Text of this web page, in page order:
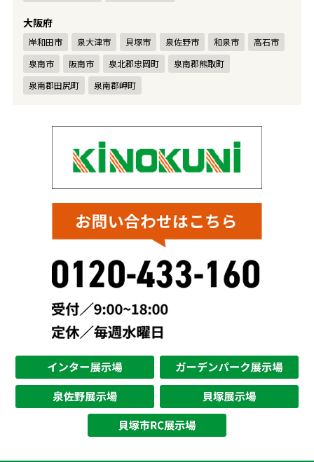
大阪府
岸和田市 泉大津市 貝塚市 泉佐野市 和泉市
高石市
泉南市
阪南市 泉北郡忠岡町
泉南郡熊取町
泉南郡田尻町
泉南郡岬町